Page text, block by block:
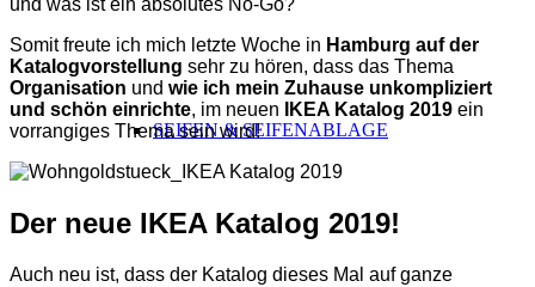
SEIFEN & SEIFENABLAGE
Somit freute ich mich letzte Woche in Hamburg auf der
Katalogvorstellung sehr zu hören, dass das Thema
Organisation und wie ich mein Zuhause unkompliziert
und schön einrichte, im neuen IKEA Katalog 2019 ein
vorrangiges Thema sein wird!
Der neue IKEA Katalog 2019!
Auch neu ist, dass der Katalog dieses Mal auf ganze